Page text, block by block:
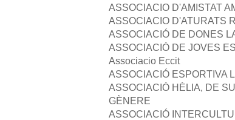
ASSOCIACIO D'AMISTAT
ASSOCIACIO D'ATURATS
ASSOCIACIÓ DE DONES
ASSOCIACIÓ DE JOVES
Associacio Eccit
ASSOCIACIÓ ESPORTIVA
ASSOCIACIÓ HÈLIA, DE
GÈNERE
ASSOCIACIÓ